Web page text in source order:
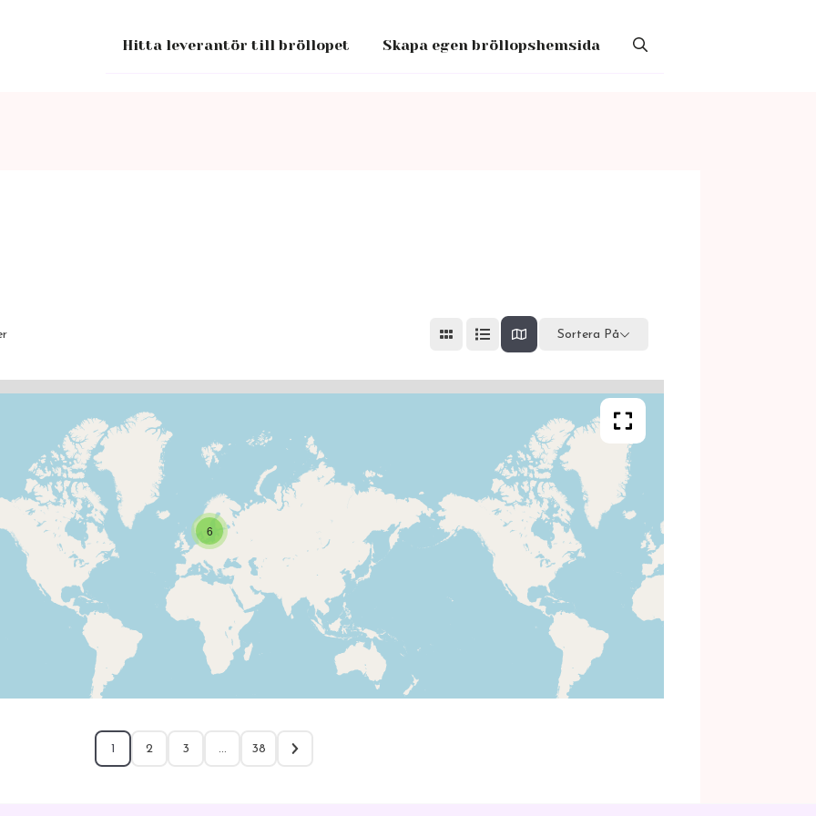
Hitta leverantör till bröllopet Skapa egen bröllopshemsida
Sortera På
6
1 2 3 … 38